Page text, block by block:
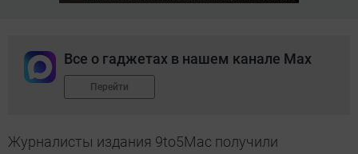
Все о гаджетах в нашем канале Max
Перейти
Журналисты издания 9to5Mac получили